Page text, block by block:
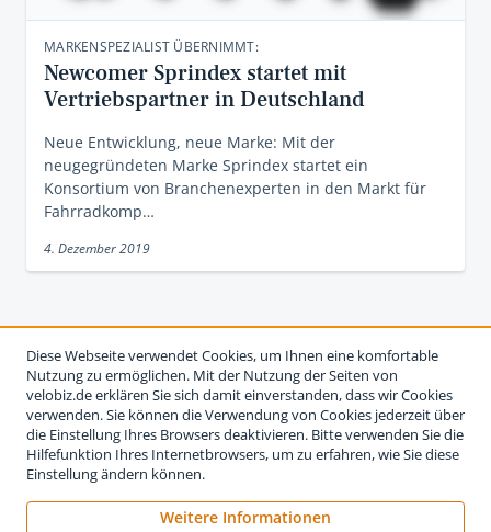
MARKENSPEZIALIST ÜBERNIMMT:
Newcomer Sprindex startet mit
Vertriebspartner in Deutschland
Neue Entwicklung, neue Marke: Mit der
neugegründeten Marke Sprindex startet ein
Konsortium von Branchenexperten in den Markt für
Fahrradkomp…
4. Dezember 2019
Diese Webseite verwendet Cookies, um Ihnen eine komfortable
Nutzung zu ermöglichen. Mit der Nutzung der Seiten von
velobiz.de erklären Sie sich damit einverstanden, dass wir Cookies
verwenden. Sie können die Verwendung von Cookies jederzeit über
die Einstellung Ihres Browsers deaktivieren. Bitte verwenden Sie die
Hilfefunktion Ihres Internetbrowsers, um zu erfahren, wie Sie diese
Einstellung ändern können.
Weitere Informationen